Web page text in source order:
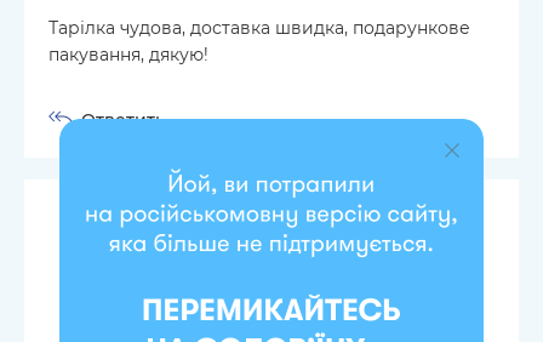
Тарілка чудова, доставка швидка, подарункове
пакування, дякую!
Ответить